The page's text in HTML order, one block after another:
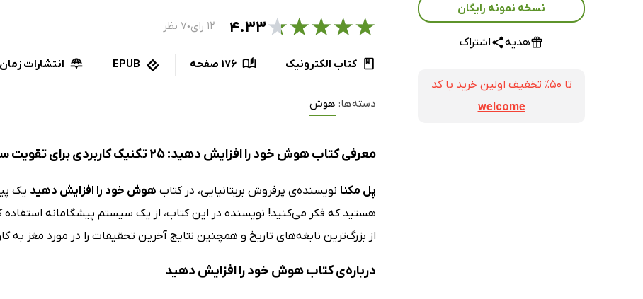
نسخه نمونه رایگان
هدیه اشتراک
تا ۵۰٪ تخفیف اولین خرید با کد
welcome
★
★
★
★
★۴.۳۳ ۱۲ رای ● ۷ نظر
کتاب الکترونیک 176 صفحه EPUB انتشارات
دسته‌ها: هوش
معرفی کتاب هوش خود را افزایش دهید: 25 تکنیک کاربردی برای تقویت سریع هوش
پل مکنا نویسنده‌ی پرفروش بریتانیایی، در کتاب هوش خود را افزایش دهید یک
هستید که فکر می‌کنید! نویسنده در این کتاب، از یک سیستم پیشگامانه
از بزرگ‌ترین نابغه‌های تاریخ و همچنین نتایج آخرین تحقیقات را در مورد مغز به کار
درباره‌ی کتاب هوش خود را افزایش دهید